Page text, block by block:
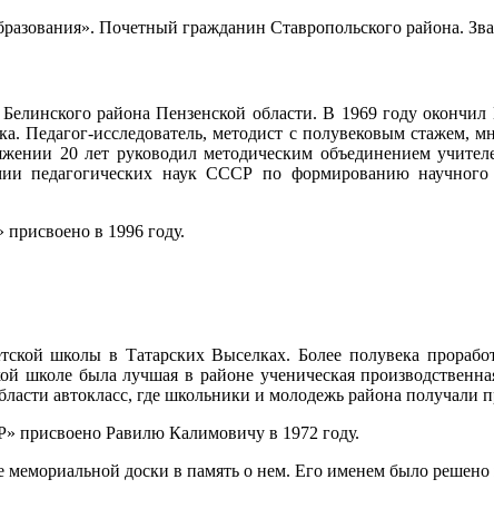
Почетный гражданин Ставропольского района.
района Пензенской области. В 1969 году
Педагог-исследователь, методист с полувековым
20 лет руководил методическим объединением
педагогических наук СССР по формированию
в 1996 году.
школы в Татарских Выселках. Более полувека
школе была лучшая в районе ученическая
автокласс, где школьники и молодежь района получали
присвоено Равилю Калимовичу в 1972 году.
доски в память о нем. Его именем было решено